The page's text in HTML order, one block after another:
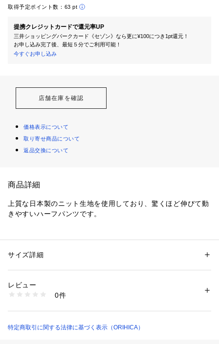
取得予定ポイント数： 63 pt
提携クレジットカードで還元率UP
三井ショッピングパークカード《セゾン》なら更に¥100につき1pt還元！
お申し込み完了後、最短５分でご利用可能！
今すぐお申し込み
店舗在庫を確認
価格表示について
取り寄せ商品について
返品交換について
商品詳細
上質な日本製のニット生地を使用しており、驚くほど伸びて動
きやすいハーフパンツです。
濯機でも洗えますので、夏のアクティブなシーンに最適なハー
性別：メンズ
素材：表地：ポリエステル88%・ポリウレタン12%
商品番号：
6NK6B13CS （ショップ）
サイズ詳細
レビュー
0件
特定商取引に関する法律に基づく表示（ORIHICA）